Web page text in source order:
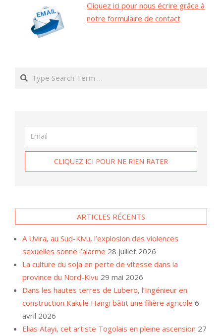
Cliquez ici pour nous écrire grâce à
notre formulaire de contact
Search
ARTICLES RÉCENTS
A Uvira, au Sud-Kivu, l’explosion des violences
sexuelles sonne l’alarme 28 juillet 2026
La culture du soja en perte de vitesse dans la
province du Nord-Kivu 29 mai 2026
Dans les hautes terres de Lubero, l’Ingénieur en
construction Kakule Hangi bâtit une filière agricole 6
avril 2026
Elias Atayi, cet artiste Togolais en pleine ascension 27